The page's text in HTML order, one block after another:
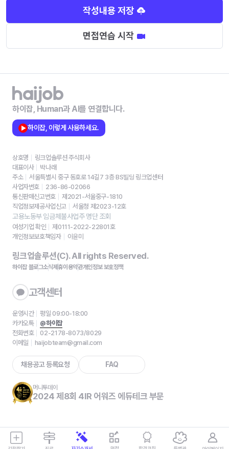
작성내용 저장
면접연습 시작
하이잡, Human과 AI를 연결합니다.
하이잡, 이렇게 사용하세요.
상호명
링크업솔루션 주식회사
대표이사
박나래
주소
서울특별시 중구 동호로 14길7 3층 BS빌딩 링크업센터
사업자번호
236-86-02066
통신판매신고번호
제2021-서울중구-1810
직업정보제공사업신고
서울청 제2023-12호
고용노동부 임금체불사업주 명단 조회
여성기업 확인
제0111-2022-22801호
개인정보보호책임자
이윤미
링크업솔루션(C). All rights Reserved.
하이잡 블로그소식제휴이용약관개인정보 보호정책
고객센터
운영시간
평일 09:00-18:00
카카오톡
@하이잡
전화번호
02-2178-8073/8029
이메일
haijobteam@gmail.com
채용공고 등록요청 FAQ
머니투데이
2024 제8회 4IR 어워즈 에듀테크 부문